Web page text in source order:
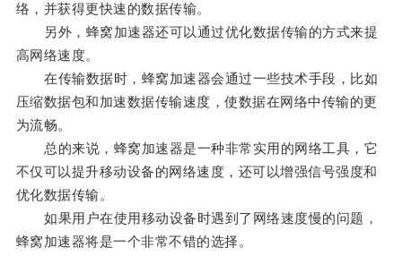
络，并获得更快速的数据传输。
另外，蜂窝加速器还可以通过优化数据传输的方式来提
高网络速度。
在传输数据时，蜂窝加速器会通过一些技术手段，比如
压缩数据包和加速数据传输速度，使数据在网络中传输的更
为流畅。
总的来说，蜂窝加速器是一种非常实用的网络工具，它
不仅可以提升移动设备的网络速度，还可以增强信号强度和
优化数据传输。
如果用户在使用移动设备时遇到了网络速度慢的问题，
蜂窝加速器将是一个非常不错的选择。